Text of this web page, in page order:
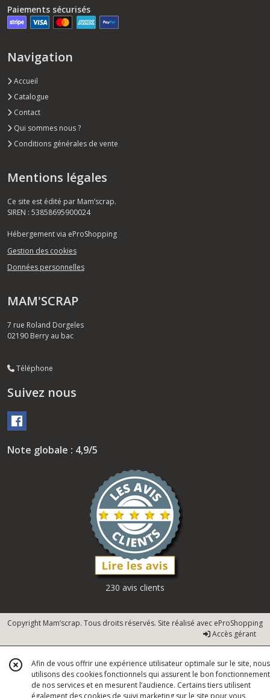
Paiements sécurisés
Navigation
Accueil
Catalogue
Contact
Qui sommes nous ?
Conditions générales de vente
Mentions légales
Ce site est édité par Mam’scrap.
SIREN : 53858695900024
Hébergement via eProShopping
Gestion des cookies
Données personnelles
MAM'SCRAP
7 rue Roland Dorgeles
02190 Berry au bac
Téléphone
Suivez nous
Note globale : 4,9/5
230 avis clients
Copyright Mam’scrap. Tous droits réservés. Site réalisé avec eProShopping
Accès gérant
Afin de vous offrir une expérience utilisateur optimale sur le site, nous
utilisons des cookies fonctionnels qui assurent le bon fonctionnement
de nos services et en mesurent l’audience. Certains tiers utilisent
également des cookies de suivi marketing sur le site pour vous